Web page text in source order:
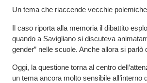
Un tema che riaccende vecchie
Il caso riporta alla memoria il dibattito
quando a Savigliano si discuteva
gender” nelle scuole. Anche allora si
Oggi, la questione torna al centro
un tema ancora molto sensibile all’interno